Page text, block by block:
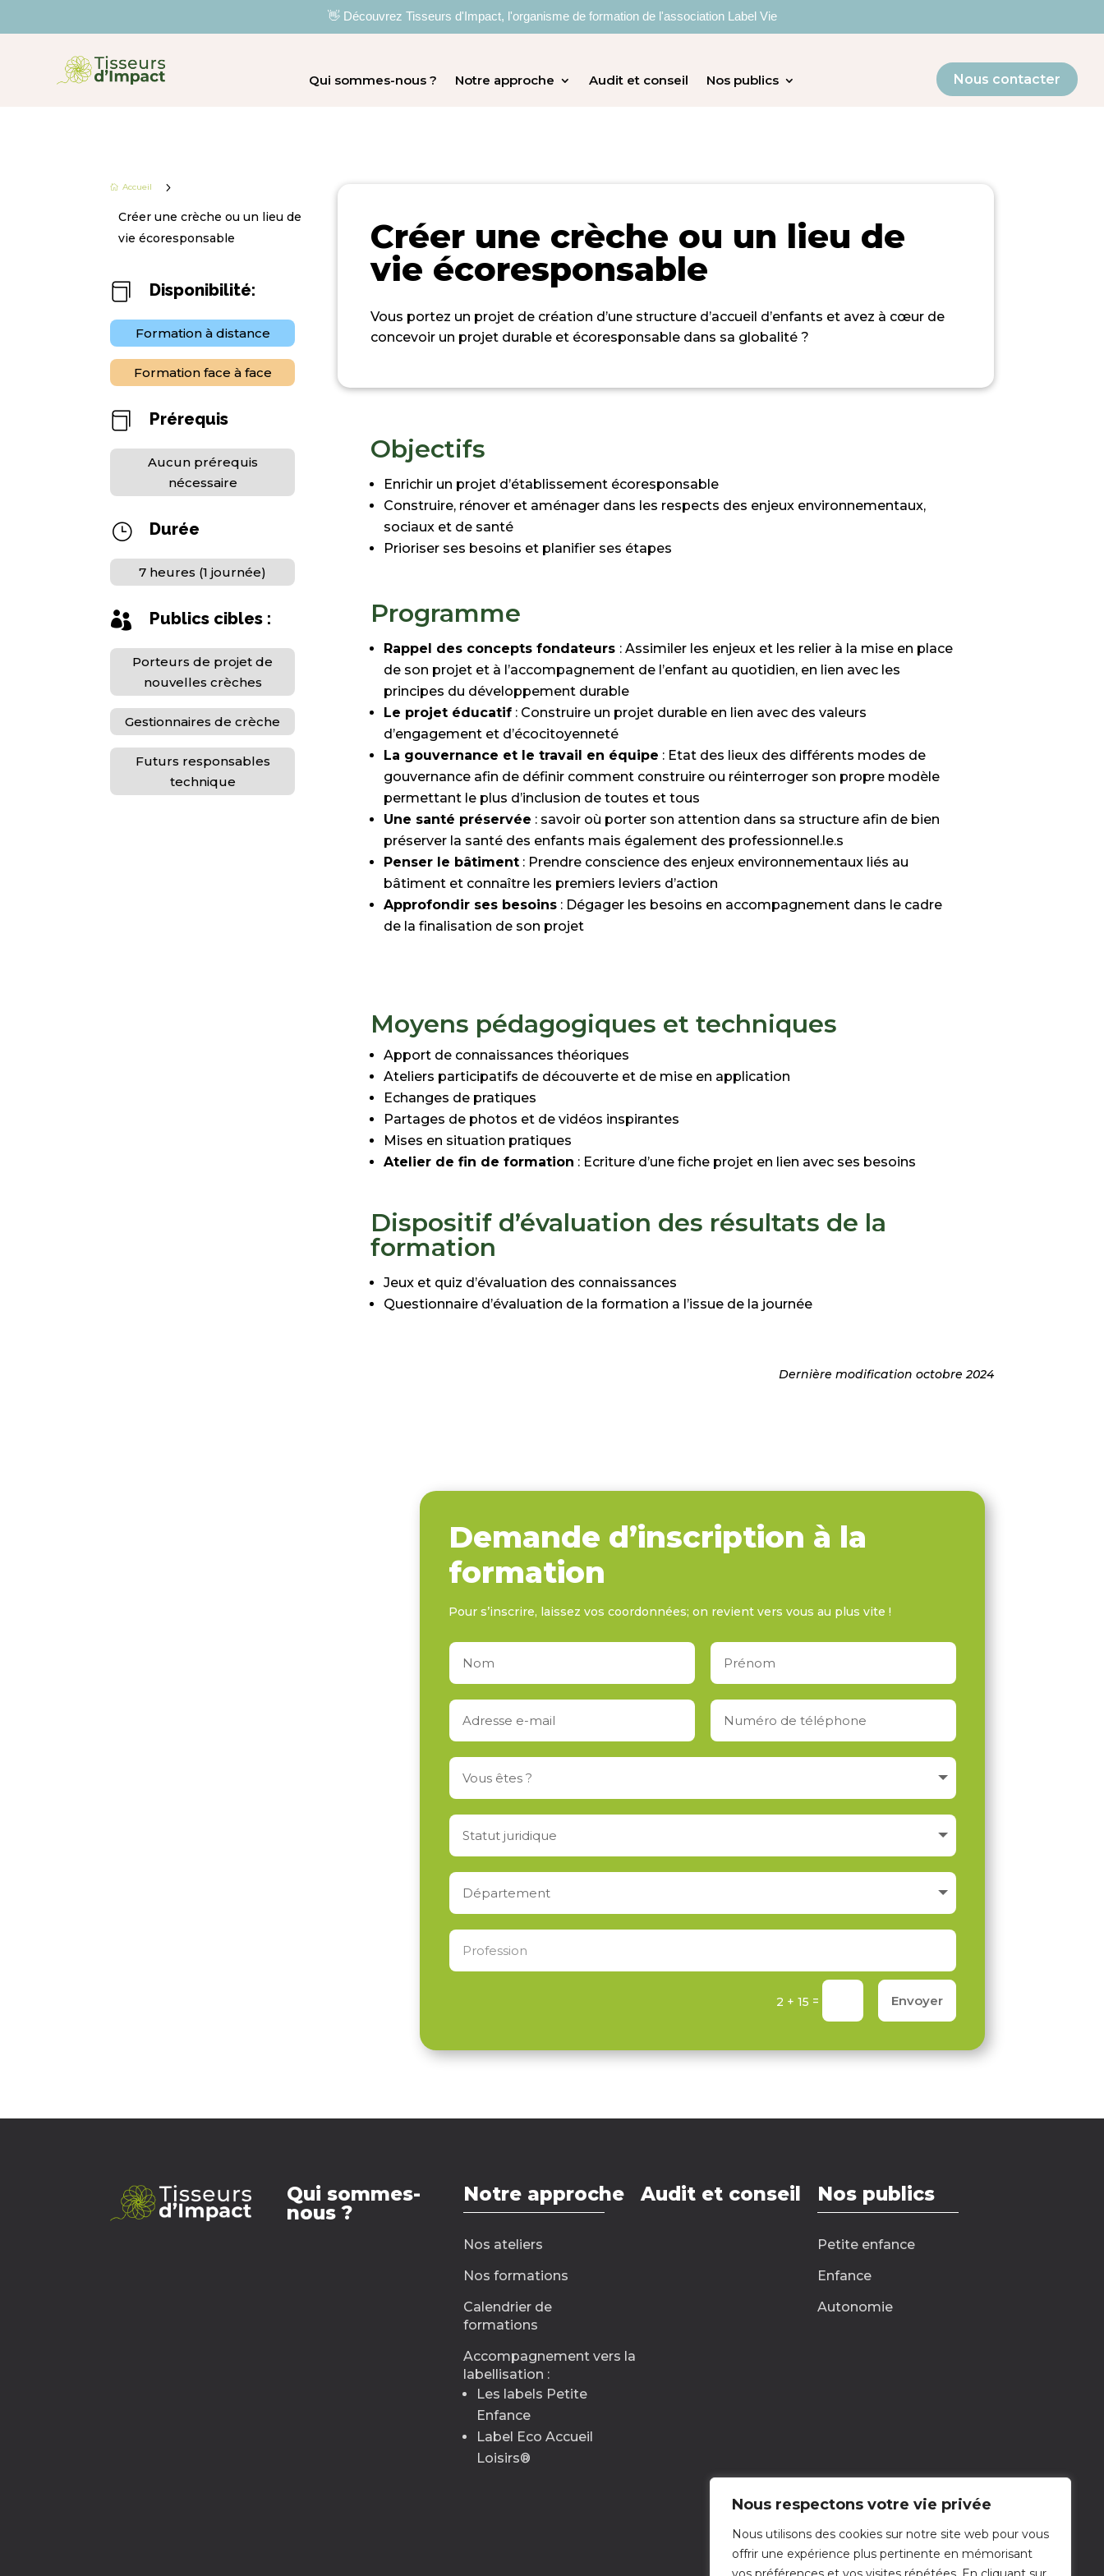
👋 Découvrez Tisseurs d'Impact, l'organisme de formation de l'association Label Vie
Nous respectons votre vie privée
Nous utilisons des cookies sur notre site web pour vous
offrir une expérience plus pertinente en mémorisant
Qui sommes-nous ? Notre approche Audit et conseil Nos publics Nous contacter
 Accueil
5
Créer une crèche ou un lieu de
vie écoresponsable
 Disponibilité:
Formation à distance
Formation face à face
 Prérequis
Aucun prérequis
nécessaire
} Durée
7 heures (1 journée)
 Publics cibles :
Porteurs de projet de
nouvelles crèches
Gestionnaires de crèche
Futurs responsables
technique
Créer une crèche ou un lieu de
vie écoresponsable
Vous portez un projet de création d’une structure d’accueil d’enfants et avez à cœur de
concevoir un projet durable et écoresponsable dans sa globalité ?
Objectifs
Enrichir un projet d’établissement écoresponsable
Construire, rénover et aménager dans les respects des enjeux environnementaux,
sociaux et de santé
Prioriser ses besoins et planifier ses étapes
Programme
Rappel des concepts fondateurs : Assimiler les enjeux et les relier à la mise en place
de son projet et à l’accompagnement de l’enfant au quotidien, en lien avec les
principes du développement durable
Le projet éducatif : Construire un projet durable en lien avec des valeurs
d’engagement et d’écocitoyenneté
La gouvernance et le travail en équipe : Etat des lieux des différents modes de
gouvernance afin de définir comment construire ou réinterroger son propre modèle
permettant le plus d’inclusion de toutes et tous
Une santé préservée : savoir où porter son attention dans sa structure afin de bien
préserver la santé des enfants mais également des professionnel.le.s
Penser le bâtiment : Prendre conscience des enjeux environnementaux liés au
bâtiment et connaître les premiers leviers d’action
Approfondir ses besoins : Dégager les besoins en accompagnement dans le cadre
de lafinalisation de son projet
Moyens pédagogiques et techniques
Apport de connaissances théoriques
Ateliers participatifs de découverte et de mise en application
Echanges de pratiques
Partages de photos et de vidéos inspirantes
Mises en situation pratiques
Atelier de fin de formation : Ecriture d’une fiche projet en lien avec ses besoins
Dispositif d’évaluation des résultats de la
formation
Jeux et quiz d’évaluation des connaissances
Questionnaire d’évaluation de la formation a l’issue de la journée
Dernière modification octobre 2024
Demande d’inscription à la
formation
Pour s’inscrire, laissez vos coordonnées; on revient vers vous au plus vite !
2 + 15 = Envoyer
Qui sommes-
nous ?
Notre approche
Nos ateliers
Nos formations
Calendrier de
formations
Accompagnement vers la
labellisation :
Les labels Petite
Enfance
Label Eco Accueil
Loisirs®
Audit et conseil Nos publics
Petite enfance
Enfance
Autonomie
Nous contacter
Nous écrire